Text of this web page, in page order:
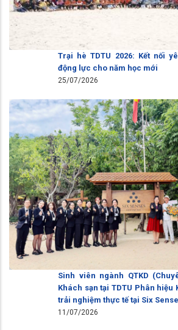
Trại hè TDTU 2026: Kết nối
động lực cho năm học mới
25/07/2026
Sinh viên ngành QTKD
Khách sạn tại TDTU Phân hiệu
trải nghiệm thực tế tại Six
11/07/2026